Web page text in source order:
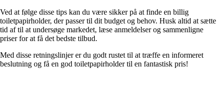
Ved at følge disse tips kan du være sikker på at finde en billig
toiletpapirholder, der passer til dit budget og behov. Husk altid at sætte
tid af til at undersøge markedet, læse anmeldelser og sammenligne
priser for at få det bedste tilbud.
Med disse retningslinjer er du godt rustet til at træffe en informeret
beslutning og få en god toiletpapirholder til en fantastisk pris!